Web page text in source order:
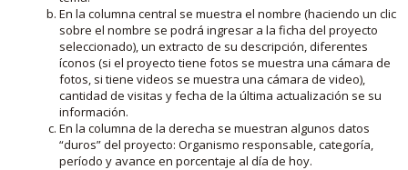
En la columna central se muestra el nombre (haciendo un clic
sobre el nombre se podrá ingresar a la ficha del proyecto
seleccionado), un extracto de su descripción, diferentes
íconos (si el proyecto tiene fotos se muestra una cámara de
fotos, si tiene videos se muestra una cámara de video),
cantidad de visitas y fecha de la última actualización se su
información.
En la columna de la derecha se muestran algunos datos
“duros” del proyecto: Organismo responsable, categoría,
período y avance en porcentaje al día de hoy.